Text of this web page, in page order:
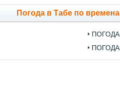
Погода в Табе по